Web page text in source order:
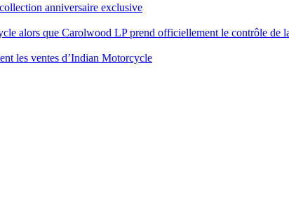
anniversaire exclusive
alors que Carolwood LP prend officiellement le contrôle de
les ventes d’Indian Motorcycle